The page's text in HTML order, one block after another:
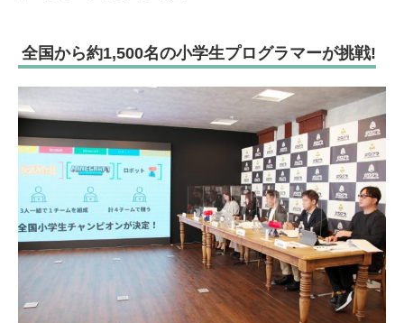
全国から約1,500名の小学生プログラマーが挑戦!